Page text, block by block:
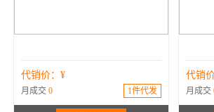
代销价：¥
月成交 0 1件代发
代销
月成交